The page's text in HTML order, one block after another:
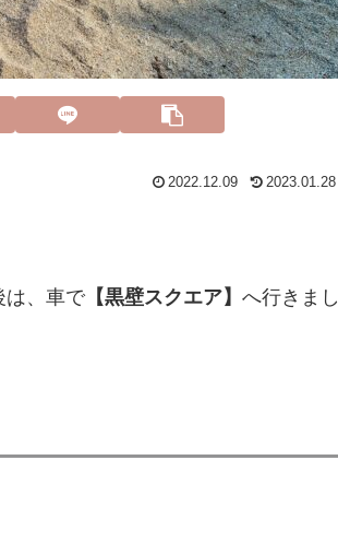
2022.12.09 2023.01.28
は、車で【黒壁スクエア】 へ行きまし